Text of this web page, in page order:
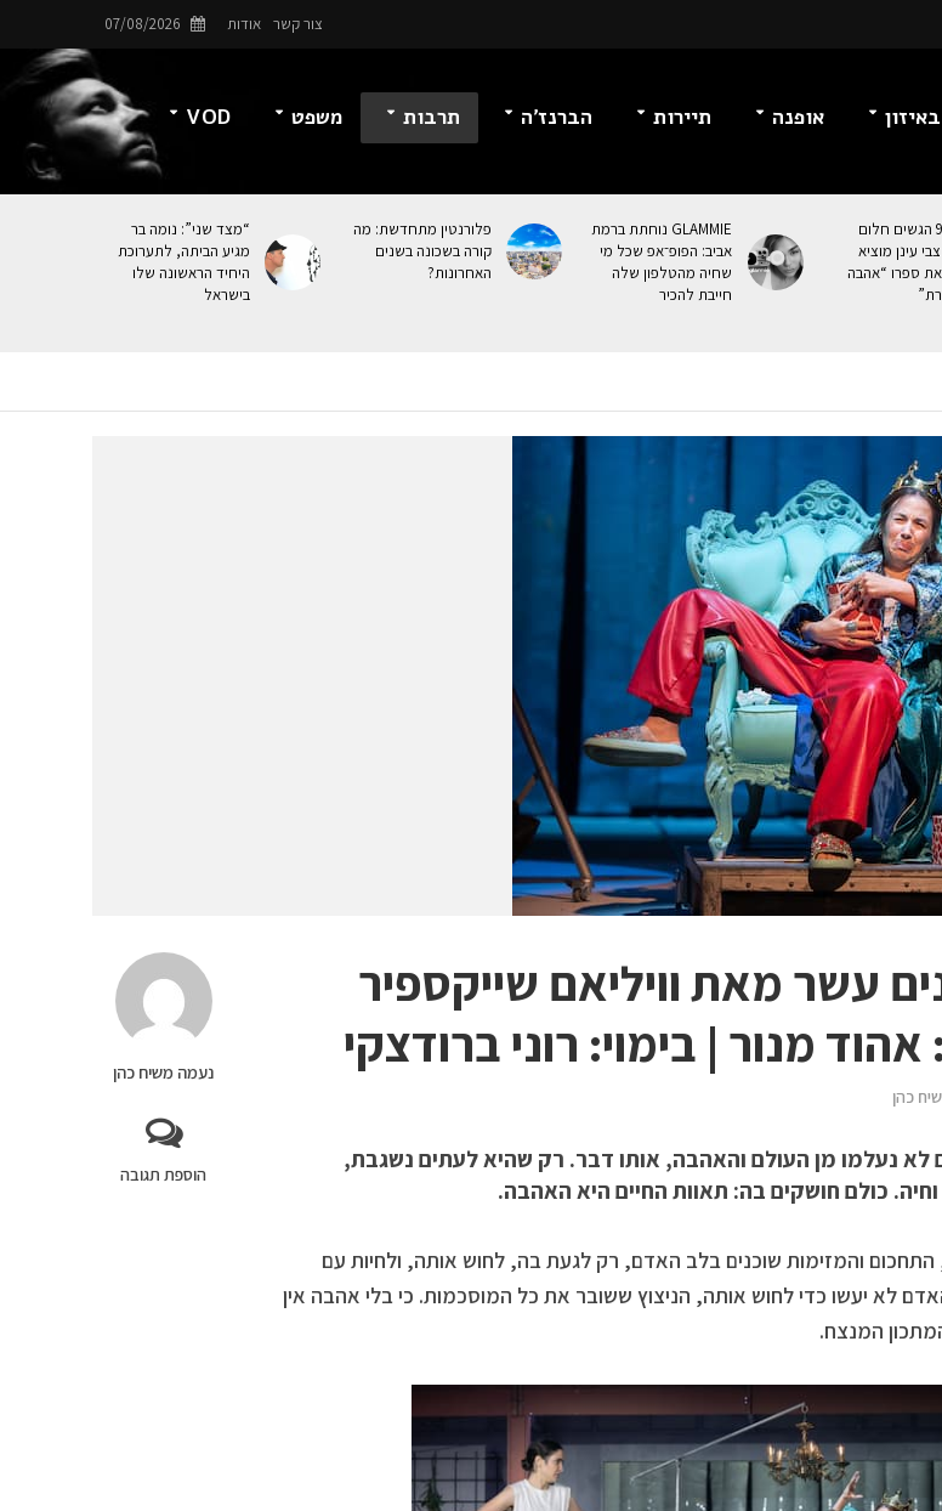
צור קשר אודות 07/08/2026
אופנה תיירות הברנז’ה תרבות משפט VOD
גיל 90 הגשים חלום
עינן מוציא
ספרו “אהבה
GLAMMIE נוחתת ברמת
אביב: הפופ־אפ שכל מי
שחיה מהטלפון שלה
חייבת להכיר
פלורנטין מתחדשת: מה
קורה בשכונה בשנים
האחרונות?
“מצד שני”: נומה בר
מגיע הביתה, לתערוכת
היחיד הראשונה שלו
בישראל
נעמה משיח כהן
הוספת תגובה
עשר מאת וויליאם שייקספיר
מנור | בימוי: רוני ברודצקי
כהן
לא נעלמו מן העולם והאהבה, אותו דבר. רק שהיא לעתים נשגבת,
כולם חושקים בה: תאוות החיים היא האהבה.
והמזימות שוכנים בלב האדם, רק לגעת בה, לחוש אותה, ולחיות עם
לא יעשו כדי לחוש אותה, הניצוץ ששובר את כל המוסכמות. כי בלי אהבה אין
המנצח.